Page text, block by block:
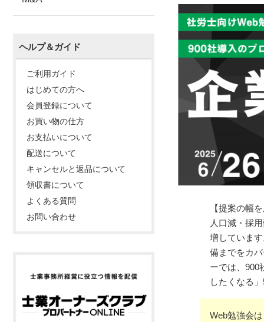
ヘルプ＆ガイド
ご利用ガイド
はじめての方へ
会員登録について
お買い物の仕方
お支払いについて
配送について
キャンセルと返品について
領収書について
よくある質問
お問い合わせ
【提案の幅
人口減・採
増していま
備までをカ
ーでは、900
したくなる
Web勉強会